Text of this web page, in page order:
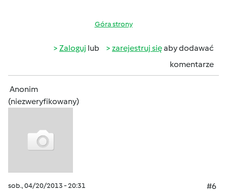
Góra strony
Zaloguj lub zarejestruj sięaby dodawać
komentarze
Anonim
(niezweryfikowany)
sob., 04/20/2013 - 20:31
#6